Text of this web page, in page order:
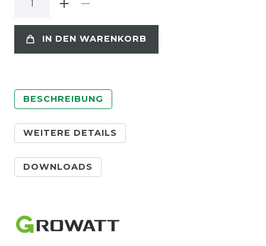
IN DEN WARENKORB
BESCHREIBUNG
WEITERE DETAILS
DOWNLOADS